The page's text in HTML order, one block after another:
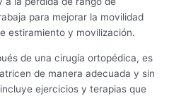
para mejorar la movilidad
estiramiento y movilización.
de una cirugía ortopédica, es
de manera adecuada y sin
ejercicios y terapias que